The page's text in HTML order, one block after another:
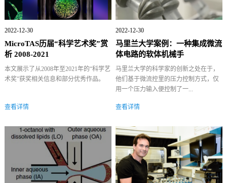
2022-12-30
MicroTAS历届“科学艺术奖”赏
析 2008-2021
本文展示了从2008年至2021年的“科学艺
术奖”获奖相关信息和部分优秀作品。
查看详情
2022-12-30
马里兰大学案例：一种集成微流
体电路的软体机械手
马里兰大学的科学家的创新之处在于，
他们基于微流控里的压力控制方式，仅
用一个压力输入便控制了一...
查看详情